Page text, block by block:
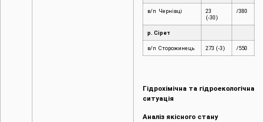
в/п Чернівці
23
(-30)
/380
р. Сірет
в/п Сторожинець 273 (-3) /550
Гідрохімічна та гідроекологічна
ситуація
Аналіз якісного стану